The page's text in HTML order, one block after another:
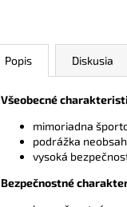
Popis Diskusia
Všeobecné
mimoriadna
podrážka
vysoká
Bezpečnostné